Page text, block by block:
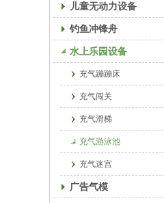
儿童无动力设备
钓鱼冲锋舟
水上乐园设备
充气蹦蹦床
充气闯关
充气滑梯
充气游泳池
充气迷宫
广告气模